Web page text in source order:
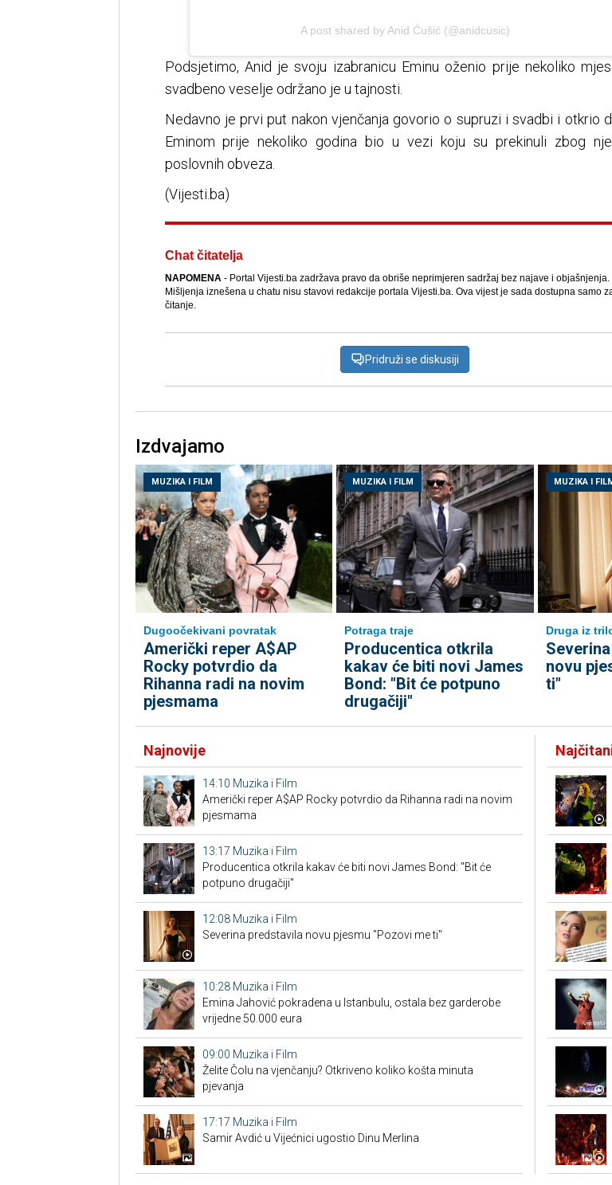
A post shared by Anid Ćušić (@anidcusic)
Podsjetimo, Anid je svoju izabranicu Eminu oženio prije nekoliko
svadbeno veselje održano je u tajnosti.
Nedavno je prvi put nakon vjenčanja govorio o supruzi i svadbi i otkrio
Eminom prije nekoliko godina bio u vezi koju su prekinuli zbog
poslovnih obveza.
(Vijesti.ba)
Chat čitatelja
NAPOMENA- Portal Vijesti.ba zadržava pravo da obriše neprimjeren sadržaj bez najave i objašnjenja.
Mišljenja iznešena u chatu nisu stavovi redakcije portala Vijesti.ba. Ova vijest je sada dostupna samo
čitanje.
Pridruži se diskusiji
Izdvajamo
MUZIKA I FILM
Dugoočekivani povratak
Američki reper A$AP
Rocky potvrdio da
Rihanna radi na novim
pjesmama
MUZIKA I FILM
Potraga traje
Producentica otkrila
kakav će biti novi James
Bond: "Bit će potpuno
drugačiji"
MUZIKA I
Druga iz
novu
ti"
Najnovije
14:10 Muzika i Film
Američki reper A$AP Rocky potvrdio da Rihanna radi na novim
pjesmama
13:17 Muzika i Film
Producentica otkrila kakav će biti novi James Bond: "Bit će
potpuno drugačiji"
12:08 Muzika i Film
Severina predstavila novu pjesmu "Pozovi me ti"
10:28 Muzika i Film
Emina Jahović pokradena u Istanbulu, ostala bez garderobe
vrijedne 50.000 eura
09:00 Muzika i Film
Želite Čolu na vjenčanju? Otkriveno koliko košta minuta
pjevanja
17:17 Muzika i Film
Samir Avdić u Vijećnici ugostio Dinu Merlina